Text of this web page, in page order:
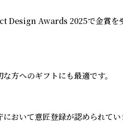
Awards 2025で金賞を
な方へのギフトにも最適です。
おいて意匠登録が認められてい